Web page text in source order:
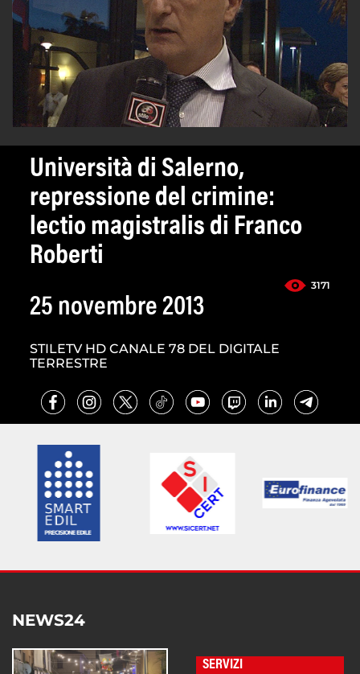
Università di Salerno,
repressione del crimine:
lectio magistralis di Franco
Roberti
3171
25 novembre 2013
STILETV HD CANALE 78 DEL DIGITALE
TERRESTRE
NEWS24
SERVIZI